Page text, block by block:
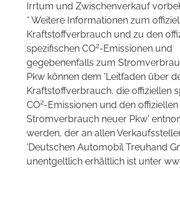
Irrtum und Zwischenverkauf
* Weitere Informationen zum
Kraftstoffverbrauch und zu den
spezifischen CO2-Emissionen und
gegebenenfalls zum
Pkw können dem 'Leitfaden über
Kraftstoffverbrauch, die offiziellen
CO2-Emissionen und den offiziellen
Stromverbrauch neuer Pkw'
werden, der an allen
'Deutschen Automobil Treuhand
unentgeltlich erhältlich ist unter